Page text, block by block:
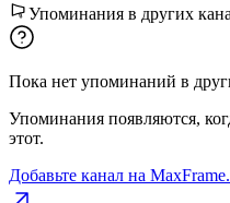
Упоминания в других
Пока нет упоминаний в
Упоминания появляются,
этот.
Добавьте канал на